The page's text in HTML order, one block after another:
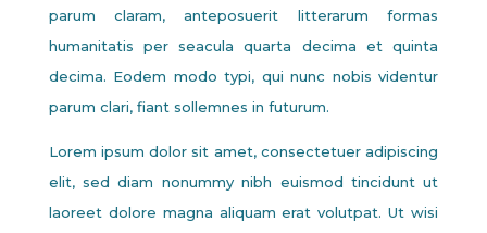
parum claram, anteposuerit litterarum formas
humanitatis per seacula quarta decima et quinta
decima. Eodem modo typi, qui nunc nobis videntur
parum clari, fiant sollemnes in futurum.
Lorem ipsum dolor sit amet, consectetuer adipiscing
elit, sed diam nonummy nibh euismod tincidunt ut
laoreet dolore magna aliquam erat volutpat. Ut wisi